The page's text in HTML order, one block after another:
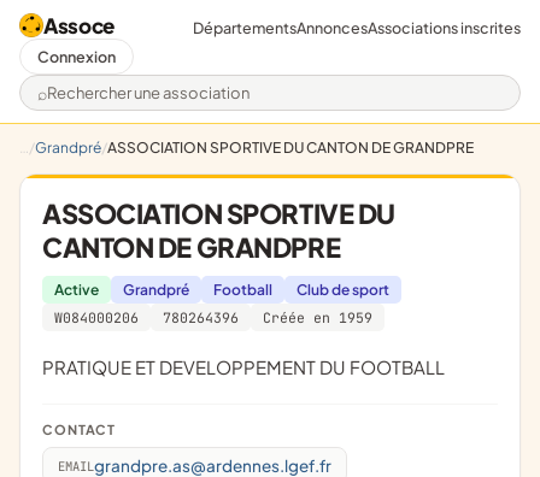
Assoce
Rechercher une association
DépartementsAnnoncesAssociations inscrites
Connexion
Grandpré ASSOCIATION SPORTIVE DU CANTON DE GRANDPRE
ASSOCIATION SPORTIVE DU
CANTON DE GRANDPRE
Active Grandpré Football
Club de sport
W084000206
780264396 Créée en 1959
PRATIQUE ET DEVELOPPEMENT DU FOOTBALL
CONTACT
EMAIL grandpre.as@ardennes.lgef.fr